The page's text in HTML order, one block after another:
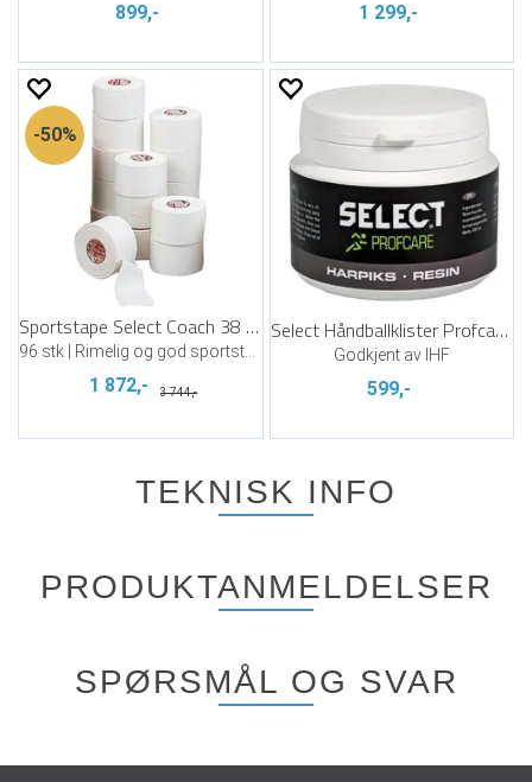
899,- 1 299,-
50%
Sportstape Select Coach 38 mm x 9 m
1 872,- 3 744,-
Select Håndballklister Profcare 500 ml
Godkjent av IHF
599,-
TEKNISK INFO
PRODUKTANMELDELSER
SPØRSMÅL OG SVAR